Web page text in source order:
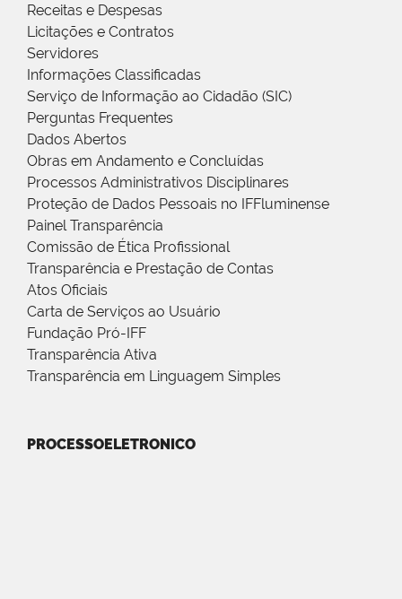
Receitas e Despesas
Licitações e Contratos
Servidores
Informações Classificadas
Serviço de Informação ao Cidadão (SIC)
Perguntas Frequentes
Dados Abertos
Obras em Andamento e Concluídas
Processos Administrativos Disciplinares
Proteção de Dados Pessoais no IFFluminense
Painel Transparência
Comissão de Ética Profissional
Transparência e Prestação de Contas
Atos Oficiais
Carta de Serviços ao Usuário
Fundação Pró-IFF
Transparência Ativa
Transparência em Linguagem Simples
PROCESSOELETRONICO